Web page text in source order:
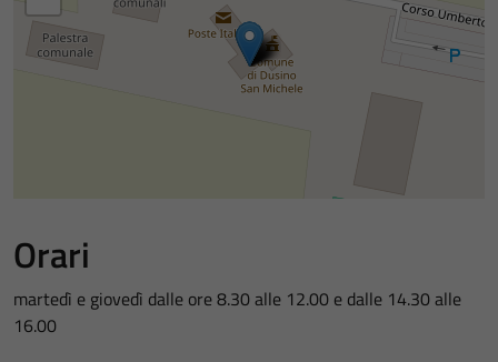
Orari
martedì e giovedì dalle ore 8.30 alle 12.00 e dalle 14.30 alle
16.00